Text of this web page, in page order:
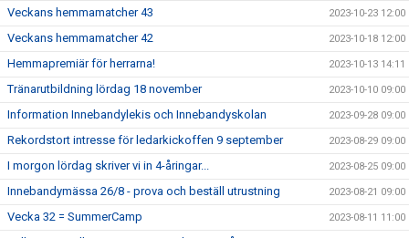
Veckans hemmamatcher 43 2023-10-23 12:00
Veckans hemmamatcher 42 2023-10-18 12:00
Hemmapremiär för herrarna! 2023-10-13 14:11
Tränarutbildning lördag 18 november 2023-10-10 09:00
Information Innebandylekis och Innebandyskolan 2023-09-28 09:00
Rekordstort intresse för ledarkickoffen 9 september 2023-08-29 09:00
I morgon lördag skriver vi in 4-åringar... 2023-08-25 09:00
Innebandymässa 26/8 - prova och beställ utrustning 2023-08-21 09:00
Vecka 32 = SummerCamp 2023-08-11 11:00